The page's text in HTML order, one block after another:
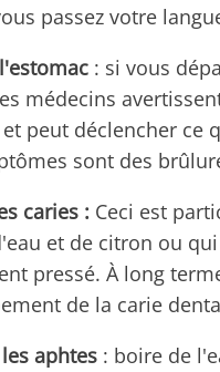
passez votre
: si vous
médecins
peut déclencher ce
sont des
caries : Ceci est
et de citron ou
pressé. À long
de la carie
aphtes : boire de